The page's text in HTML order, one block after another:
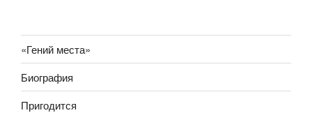
«Гений места»
Биография
Пригодится